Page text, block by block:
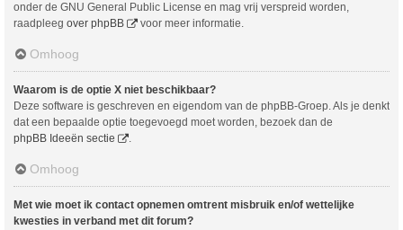
onder de GNU General Public License en mag vrij verspreid worden,
raadpleeg over phpBB voor meer informatie.
Omhoog
Waarom is de optie X niet beschikbaar?
Deze software is geschreven en eigendom van de phpBB-Groep. Als je denkt
dat een bepaalde optie toegevoegd moet worden, bezoek dan de
phpBB Ideeën sectie
.
Omhoog
Met wie moet ik contact opnemen omtrent misbruik en/of wettelijke
kwesties in verband met dit forum?